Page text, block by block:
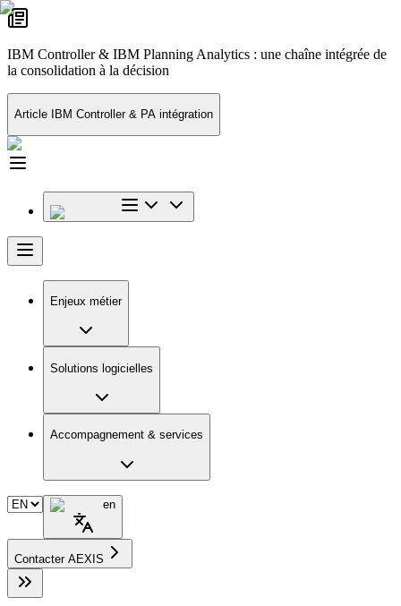
IBM Controller & IBM Planning Analytics : une chaîne intégrée de
la consolidation à la décision
Article IBM Controller & PA intégration
Enjeux métier
Solutions logicielles
Accompagnement & services
en
Contacter AEXIS